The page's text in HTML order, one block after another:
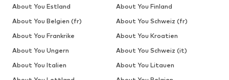
About You Estland
About You Finland
About You Belgien (fr)
About You Schweiz (fr)
About You Frankrike
About You Kroatien
About You Ungern
About You Schweiz (it)
About You Italien
About You Litauen